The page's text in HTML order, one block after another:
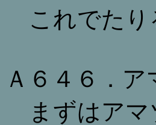
これでたり
Ａ６４６．
まずはア